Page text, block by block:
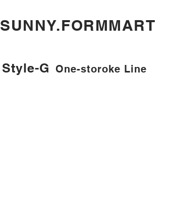
​SUNNY.FORMMART
Style-G One-storoke Line